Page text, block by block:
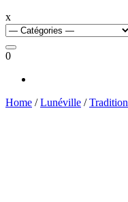
x
0
Home /Lunéville /Tradition